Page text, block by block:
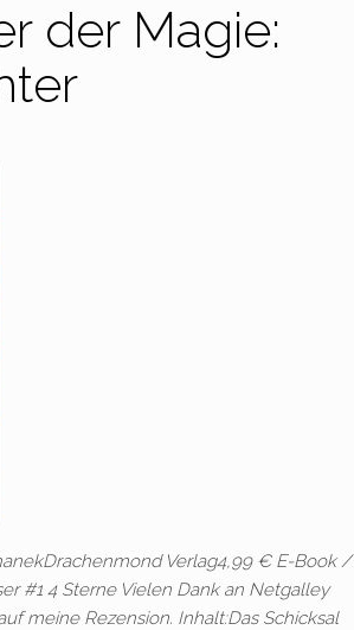
der Magie:
Verlag4,99 € E-Book /
#1 4 Sterne Vielen Dank an Netgalley
meine Rezension. Inhalt:Das Schicksal